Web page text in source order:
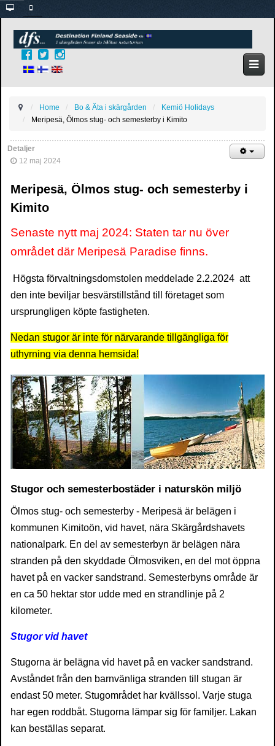
Home Bo & Äta i skärgården
Kemiö Holidays
Meripesä, Ölmos stug- och semesterby i Kimito
Detaljer
12 maj 2024
Meripesä, Ölmos stug- och semesterby i
Kimito
Senaste nytt maj 2024: Staten tar nu över
området där Meripesä Paradise finns.
Högsta förvaltningsdomstolen meddelade 2.2.2024 att
den inte beviljar besvärstillstånd till företaget som
ursprungligen köpte fastigheten.
Nedan stugor är inte för närvarande tillgängliga för
uthyrning via denna hemsida!
Stugor och semesterbostäder i naturskön miljö
Ölmos stug- och semesterby - Meripesä är belägen i
kommunen Kimitoön, vid havet, nära Skärgårdshavets
nationalpark. En del av semesterbyn är belägen nära
stranden på den skyddade Ölmosviken, en del mot öppna
havet på en vacker sandstrand. Semesterbyns område är
en ca 50 hektar stor udde med en strandlinje på 2
kilometer.
Stugor vid havet
Stugorna är belägna vid havet på en vacker sandstrand.
Avståndet från den barnvänliga stranden till stugan är
endast 50 meter. Stugområdet har kvällssol. Varje stuga
har egen roddbåt. Stugorna lämpar sig för familjer. Lakan
kan beställas separat.